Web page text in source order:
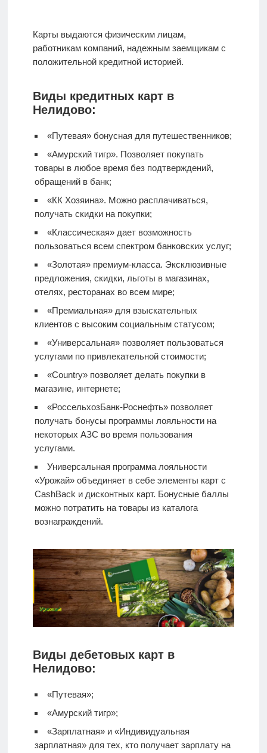
Карты выдаются физическим лицам,
работникам компаний, надежным заемщикам с
положительной кредитной историей.
Виды кредитных карт в
Нелидово:
«Путевая» бонусная для путешественников;
«Амурский тигр». Позволяет покупать
товары в любое время без подтверждений,
обращений в банк;
«КК Хозяина». Можно расплачиваться,
получать скидки на покупки;
«Классическая» дает возможность
пользоваться всем спектром банковских услуг;
«Золотая» премиум-класса. Эксклюзивные
предложения, скидки, льготы в магазинах,
отелях, ресторанах во всем мире;
«Премиальная» для взыскательных
клиентов с высоким социальным статусом;
«Универсальная» позволяет пользоваться
услугами по привлекательной стоимости;
«Country» позволяет делать покупки в
магазине, интернете;
«РоссельхозБанк-Роснефть» позволяет
получать бонусы программы лояльности на
некоторых АЗС во время пользования
услугами.
Универсальная программа лояльности
«Урожай» объединяет в себе элементы карт с
CashBack и дисконтных карт. Бонусные баллы
можно потратить на товары из каталога
вознаграждений.
Виды дебетовых карт в
Нелидово:
«Путевая»;
«Амурский тигр»;
«Зарплатная» и «Индивидуальная
зарплатная» для тех, кто получает зарплату на